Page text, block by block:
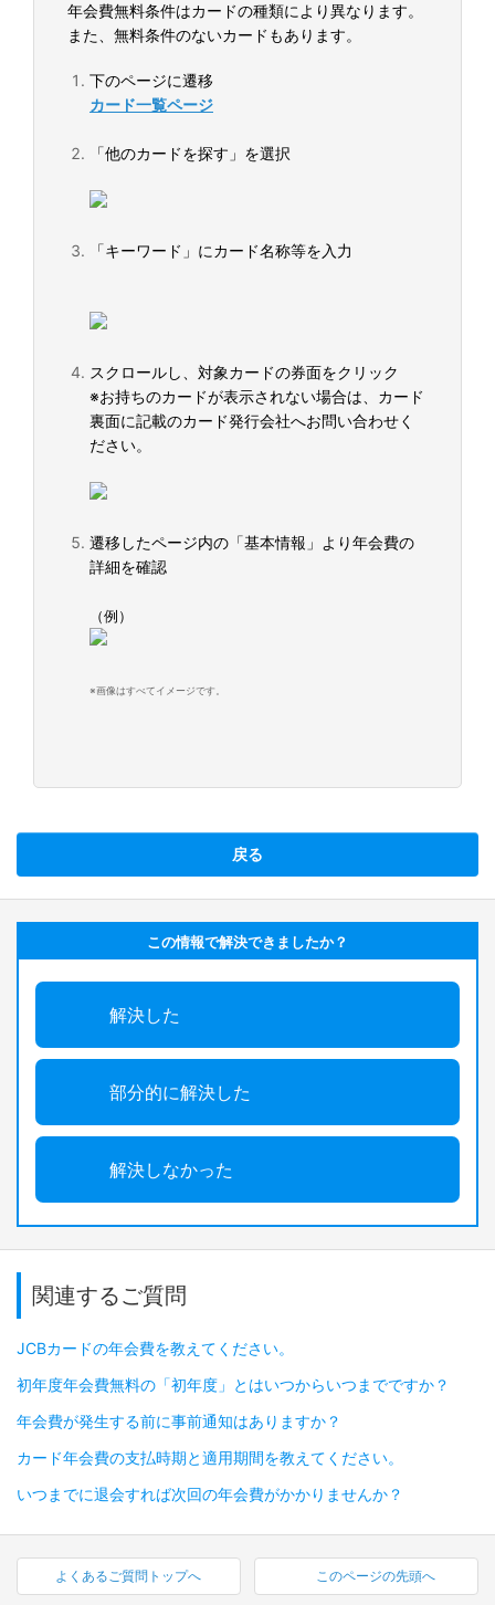
年会費無料条件はカードの種類により異なります。
また、無料条件のないカードもあります。
下のページに遷移
カード一覧ページ
「他のカードを探す」を選択
「キーワード」にカード名称等を入力
スクロールし、対象カードの券面をクリック
※お持ちのカードが表示されない場合は、カード
裏面に記載のカード発行会社へお問い合わせく
ださい。
遷移したページ内の「基本情報」より年会費の
詳細を確認
（例）
※画像はすべてイメージです。
戻る
この情報で解決できましたか？
解決した
部分的に解決した
解決しなかった
関連するご質問
JCBカードの年会費を教えてください。
初年度年会費無料の「初年度」とはいつからいつまでですか？
年会費が発生する前に事前通知はありますか？
カード年会費の支払時期と適用期間を教えてください。
いつまでに退会すれば次回の年会費がかかりませんか？
よくあるご質問トップへ このページの先頭へ